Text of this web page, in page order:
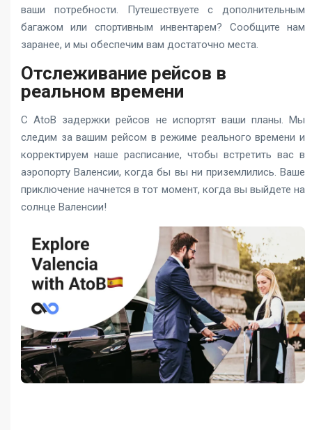
ваши потребности. Путешествуете с дополнительным
багажом или спортивным инвентарем? Сообщите нам
заранее, и мы обеспечим вам достаточно места.
Отслеживание рейсов в
реальном времени
С AtoB задержки рейсов не испортят ваши планы. Мы
следим за вашим рейсом в режиме реального времени и
корректируем наше расписание, чтобы встретить вас в
аэропорту Валенсии, когда бы вы ни приземлились. Ваше
приключение начнется в тот момент, когда вы выйдете на
солнце Валенсии!